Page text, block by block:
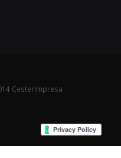
CesterImpresa